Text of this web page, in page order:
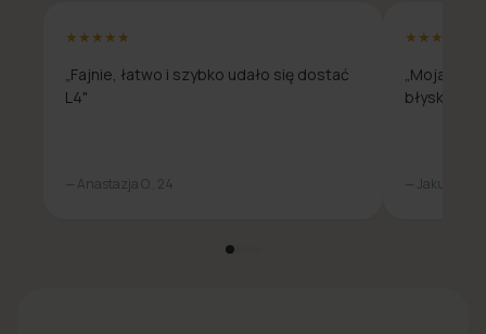
★★★★★
„Fajnie, łatwo i szybko udało się dostać
L4"
— Anastazja O., 24
★★★★★
„Moja
— Jakub L., 31